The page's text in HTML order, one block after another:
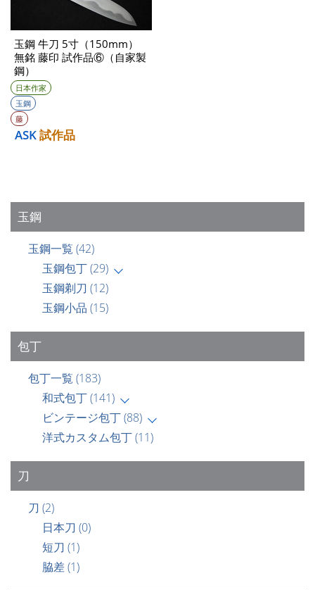
玉鋼
玉鋼一覧 (42)
玉鋼包丁(29)
玉鋼剃刀 (12)
玉鋼小品 (15)
包丁
包丁一覧 (183)
和式包丁(141)
ビンテージ包丁(88)
洋式カスタム包丁(11)
刀
刀 (2)
日本刀 (0)
短刀 (1)
脇差(1)
玉鋼 牛刀 5寸（150mm）
無銘 藤印 試作品⑥（自家製
鋼）
日本作家
玉鋼
藤
ASK試作品